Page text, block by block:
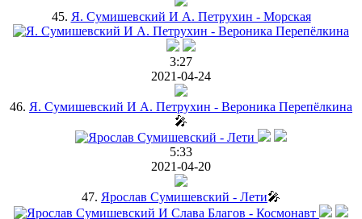
45. Я. Сумишевский И А. Петрухин - Морская
3:27
2021-04-24
46. Я. Сумишевский И А. Петрухин - Вероника Перепёлкина
🎤
5:33
2021-04-20
47. Ярослав Сумишевский - Лети🎤